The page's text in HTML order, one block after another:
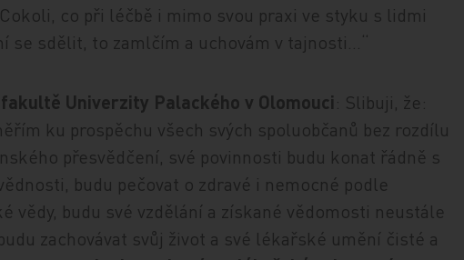
co při léčbě i mimo svou praxi ve styku s lidmi
se sdělit, to zamlčím a uchovám v tajnosti...“
Univerzity Palackého v Olomouci: Slibuji, že:
ku prospěchu všech svých spoluobčanů bez rozdílu
přesvědčení, své povinnosti budu konat řádně s
budu pečovat o zdravé i nemocné podle
vědy, budu své vzdělání a získané vědomosti neustále
zachovávat svůj život a své lékařské umění čisté a